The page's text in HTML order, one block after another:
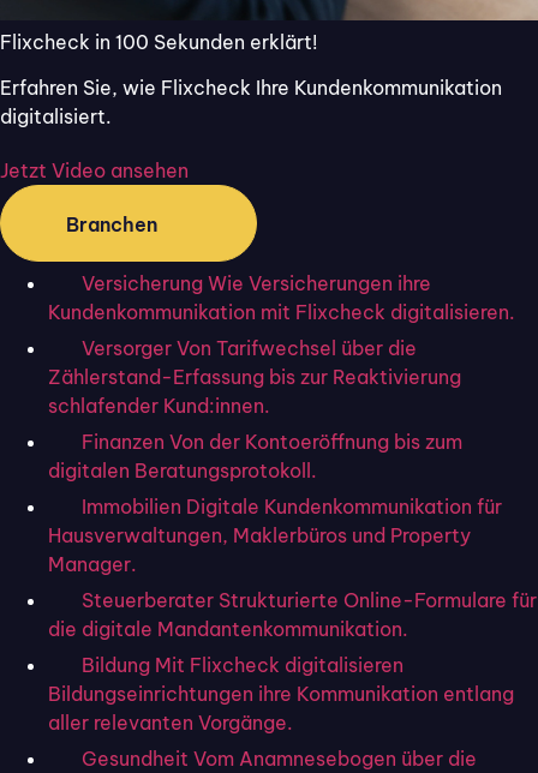
Flixcheck in 100 Sekunden erklärt!
Erfahren Sie, wie Flixcheck Ihre Kundenkommunikation
digitalisiert.
Jetzt Video ansehen
Branchen
Versicherung Wie Versicherungen ihre
Kundenkommunikation mit Flixcheck digitalisieren.
Versorger Von Tarifwechsel über die
Zählerstand-Erfassung bis zur Reaktivierung
schlafender Kund:innen.
Finanzen Von der Kontoeröffnung bis zum
digitalen Beratungsprotokoll.
Immobilien Digitale Kundenkommunikation für
Hausverwaltungen, Maklerbüros und Property
Manager.
Steuerberater Strukturierte Online-Formulare für
die digitale Mandantenkommunikation.
Bildung Mit Flixcheck digitalisieren
Bildungseinrichtungen ihre Kommunikation entlang
aller relevanten Vorgänge.
Gesundheit Vom Anamnesebogen über die
Erfolgreiche digitale Kundenkommunikation kann 2026
durch Online Formulare umgesetzt werden
KI in der Versicherung: Wie
Versicherer Ängste abbauen
und sicher starten
So digitalisieren moderne Immobilienmakler ihren
Crowdinvesting – Prozess.